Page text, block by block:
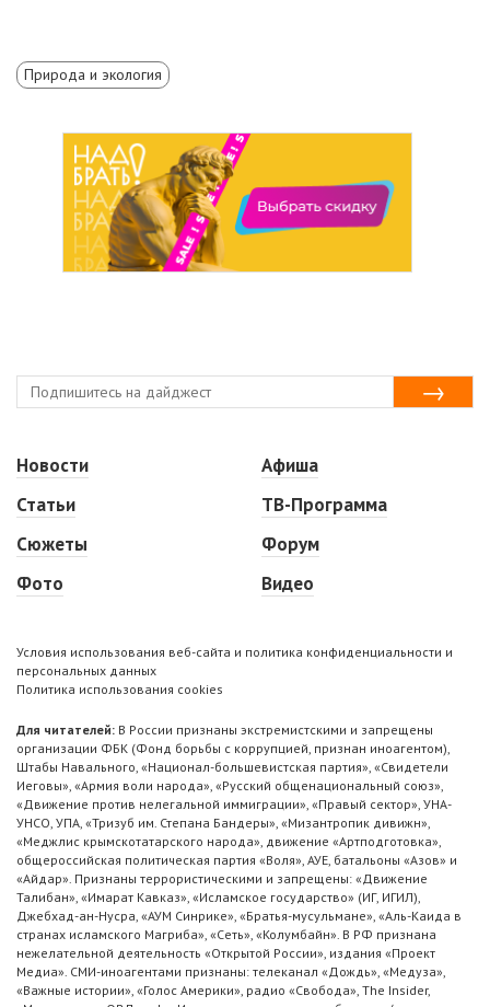
Природа и экология
Новости
Статьи
Сюжеты
Фото
Афиша
ТВ-Программа
Форум
Видео
Условия использования веб-сайта и политика конфиденциальности и
персональных данных
Политика использования cookies
Для читателей: В России признаны экстремистскими и запрещены
организации ФБК (Фонд борьбы с коррупцией, признан иноагентом),
Штабы Навального, «Национал-большевистская партия», «Свидетели
Иеговы», «Армия воли народа», «Русский общенациональный союз»,
«Движение против нелегальной иммиграции», «Правый сектор», УНА-
УНСО, УПА, «Тризуб им. Степана Бандеры», «Мизантропик дивижн»,
«Меджлис крымскотатарского народа», движение «Артподготовка»,
общероссийская политическая партия «Воля», АУЕ, батальоны «Азов» и
«Айдар». Признаны террористическими и запрещены: «Движение
Талибан», «Имарат Кавказ», «Исламское государство» (ИГ, ИГИЛ),
Джебхад-ан-Нусра, «АУМ Синрике», «Братья-мусульмане», «Аль-Каида в
странах исламского Магриба», «Сеть», «Колумбайн». В РФ признана
нежелательной деятельность «Открытой России», издания «Проект
Медиа». СМИ-иноагентами признаны: телеканал «Дождь», «Медуза»,
«Важные истории», «Голос Америки», радио «Свобода», The Insider,